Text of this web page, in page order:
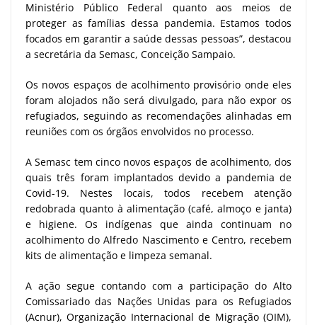
Ministério Público Federal quanto aos meios de
proteger as famílias dessa pandemia. Estamos todos
focados em garantir a saúde dessas pessoas”, destacou
a secretária da Semasc, Conceição Sampaio.
Os novos espaços de acolhimento provisório onde eles
foram alojados não será divulgado, para não expor os
refugiados, seguindo as recomendações alinhadas em
reuniões com os órgãos envolvidos no processo.
A Semasc tem cinco novos espaços de acolhimento, dos
quais três foram implantados devido a pandemia de
Covid-19. Nestes locais, todos recebem atenção
redobrada quanto à alimentação (café, almoço e janta)
e higiene. Os indígenas que ainda continuam no
acolhimento do Alfredo Nascimento e Centro, recebem
kits de alimentação e limpeza semanal.
A ação segue contando com a participação do Alto
Comissariado das Nações Unidas para os Refugiados
(Acnur), Organização Internacional de Migração (OIM),